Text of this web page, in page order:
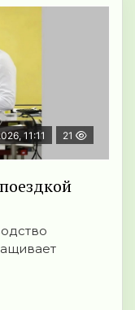
11:11 21